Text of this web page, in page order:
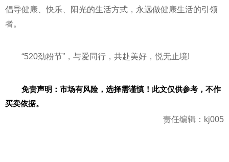
倡导健康、快乐、阳光的生活方式，永远做健康生活的引领
者。
“520劲粉节”，与爱同行，共赴美好，悦无止境!
免责声明：市场有风险，选择需谨慎！此文仅供参考，不作
买卖依据。
责任编辑：kj005